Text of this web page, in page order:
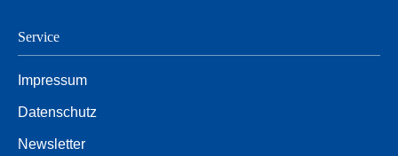
Service
Impressum
Datenschutz
Newsletter